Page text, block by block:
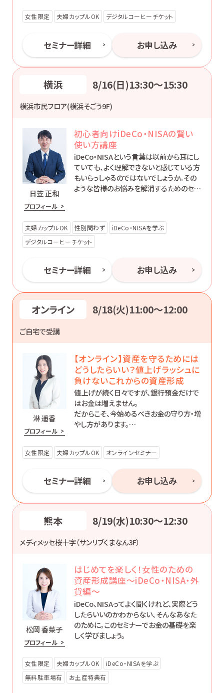
女性限定 夫婦カップルOK デジタルコーヒーチケット
セミナー詳細 お申し込み
横浜 8/16(日)13:30〜15:30
横浜市民フロア(横浜そごう9F)
日笠 正和
プロフィール
初心者向けiDeCo・NISAの賢い
使い方講座
iDeCo・NISAという言葉は以前から耳にし
ていても、よく理解できないと感じている方
もいらっしゃるのではないでしょうか。その
ような皆様のお悩みを解消するためのセミ
夫婦カップルOK 性別問わず
iDeCo・NISAを学ぶ
デジタルコーヒーチケット
セミナー詳細 お申し込み
オンライン 8/18(火)11:00〜12:00
ご自宅で受講
淋 遥香
プロフィール
【オンライン】資産を守るためには
どうしたらいい？値上げラッシュに
負けないこれからの資産形成
値上げが続く日々ですが、銀行預金だけで
はお金は増えません。
だからこそ、今始めるべきお金の守り方・増
やし方があります。
産形成について丁寧にお伝えします。
女性限定 夫婦カップルOK オンラインセミナー
セミナー詳細 お申し込み
熊本 8/19(水)10:30〜12:30
メディメッセ桜十字（サンリブくまなん3F）
松岡 香菜子
プロフィール
はじめてを楽しく！女性のための
資産形成講座～iDeCo・NISA・外
貨編～
iDeCo、NISAってよく聞くけれど、実際どう
したらいいのかわからない、そんなあなた
のために。このセミナーでお金の基礎を楽
しく学びましょう。
女性限定 夫婦カップルOK
iDeCo・NISAを学ぶ
無料駐車場有
お土産特典有